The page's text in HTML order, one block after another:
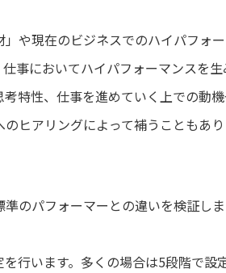
や現在のビジネスでのハイパフォ
事においてハイパフォーマンスを
特性、仕事を進めていく上での動機
ヒアリングによって補うこともあり
のパフォーマーとの違いを検証し
行います。多くの場合は5段階で